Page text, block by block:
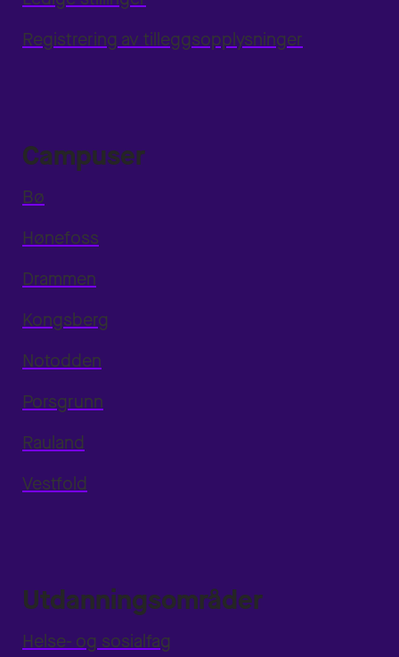
Registrering av tilleggsopplysninger
Campuser
Bø
Hønefoss
Drammen
Kongsberg
Notodden
Porsgrunn
Rauland
Vestfold
Utdanningsområder
Helse- og sosialfag